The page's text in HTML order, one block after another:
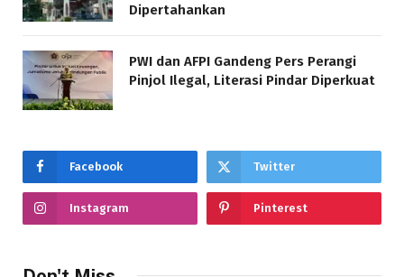
Dipertahankan
PWI dan AFPI Gandeng Pers Perangi
Pinjol Ilegal, Literasi Pindar Diperkuat
Facebook Twitter
Instagram Pinterest